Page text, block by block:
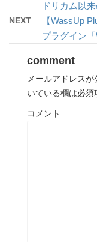
ドリカム以
NEXT
【WassUp
プラグイン
comment
メールアドレスが
いている欄は必須
コメント